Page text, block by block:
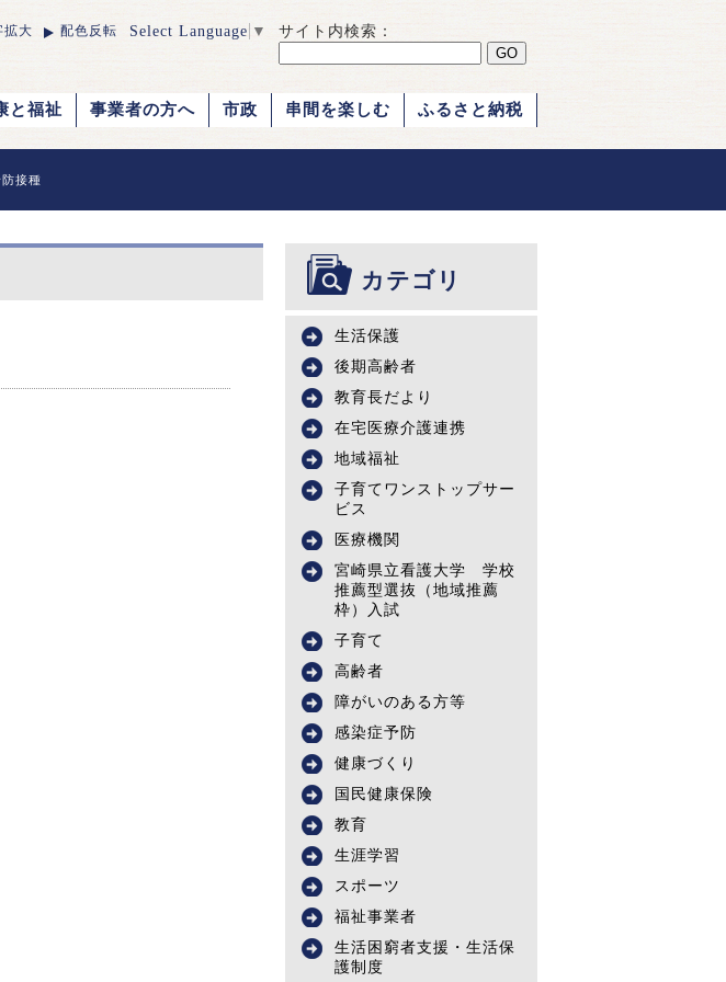
拡大 配色反転 Select Language ▼ サイト内検索：
と福祉 事業者の方へ 市政 串間を楽しむ ふるさと納税
接種
カテゴリ
生活保護
後期高齢者
教育長だより
在宅医療介護連携
地域福祉
子育てワンストップサー
ビス
医療機関
宮崎県立看護大学 学校
推薦型選抜（地域推薦
枠）入試
子育て
高齢者
障がいのある方等
感染症予防
健康づくり
国民健康保険
教育
生涯学習
スポーツ
福祉事業者
生活困窮者支援・生活保
護制度